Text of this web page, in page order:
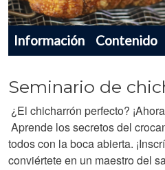
Menu navegador
Información Contenido
Seminario de
¿El chicharrón perfecto?
Aprende los secretos del
todos con la boca abierta.
conviértete en un maestro del